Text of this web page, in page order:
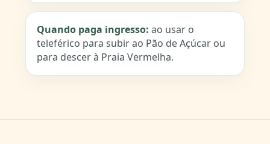
Quando paga ingresso: ao usar o
teleférico para subir ao Pão de Açúcar ou
para descer à Praia Vermelha.